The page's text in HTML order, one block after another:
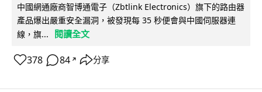
中國網通廠商智博通電子（Zbtlink Electronics）旗下的路由器
產品爆出嚴重安全漏洞，被發現每 35 秒便會與中國伺服器連
線，旗...
閱讀全文
378 84 ↗ 分享